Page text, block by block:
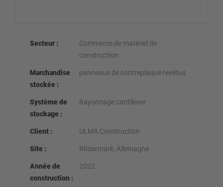
Secteur :
Commerce de matériel de
construction
Marchandise
stockée :
panneaux de contreplaqué revêtus
Système de
stockage :
Rayonnage cantilever
Client : ULMA Construction
Site : Rödermark, Allemagne
Année de
construction :
2022